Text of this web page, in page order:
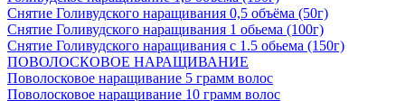
Снятие Голивудского наращивания 0,5 объёма (50г)
Снятие Голивудского наращивания 1 обьема (100г)
Снятие Голивудского наращивания с 1.5 обьема (150г)
ПОВОЛОСКОВОЕ НАРАЩИВАНИЕ
Поволосковое наращивание 5 грамм волос
Поволосковое наращивание 10 грамм волос